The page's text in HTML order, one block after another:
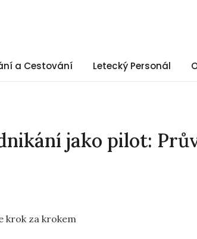
a Cestování Letecký Personál
jako pilot: